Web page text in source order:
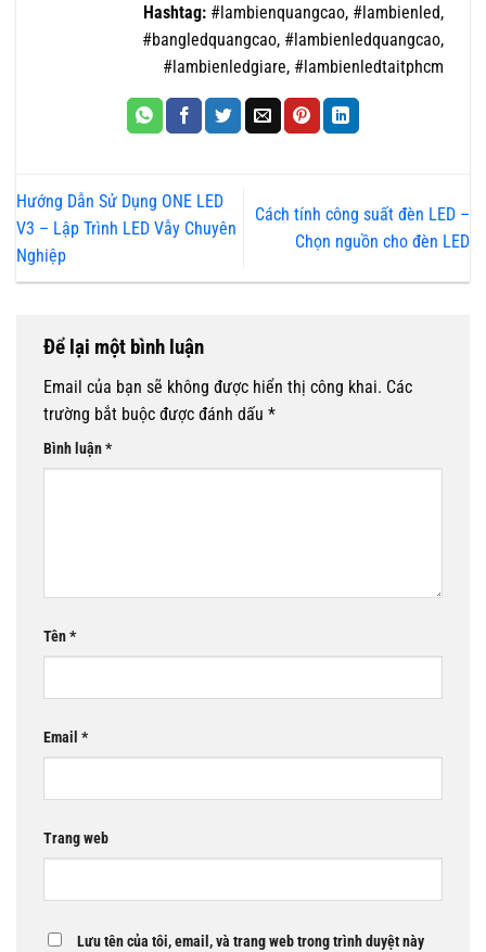
Hashtag: #lambienquangcao, #lambienled,
#bangledquangcao, #lambienledquangcao,
#lambienledgiare, #lambienledtaitphcm
Hướng Dẫn Sử Dụng ONE LED
V3 – Lập Trình LED Vẫy Chuyên
Nghiệp
Cách tính công suất đèn LED –
Chọn nguồn cho đèn LED
Để lại một bình luận
Email của bạn sẽ không được hiển thị công khai. Các
trường bắt buộc được đánh dấu *
Bình luận*
Tên*
Email *
Trang web
Lưu tên của tôi, email, và trang web trong trình duyệt này